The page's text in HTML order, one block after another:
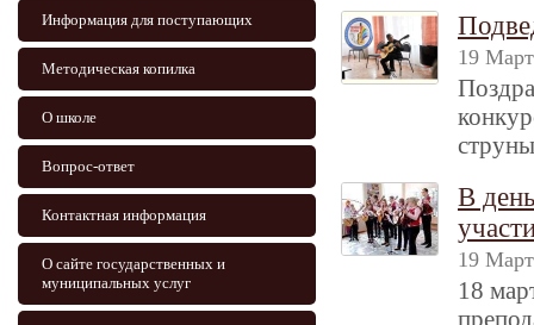
Информация для поступающих
Методическая копилка
О школе
Вопрос-ответ
Контактная информация
О сайте государственных и
муниципальных услуг
19
В
19
18